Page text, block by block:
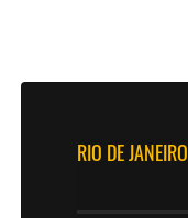
RIO DE JANEIRO